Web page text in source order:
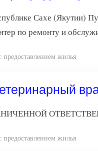
Сахе (Якутии)
по ремонту и
предоставлением жилья
предоставлением жилья